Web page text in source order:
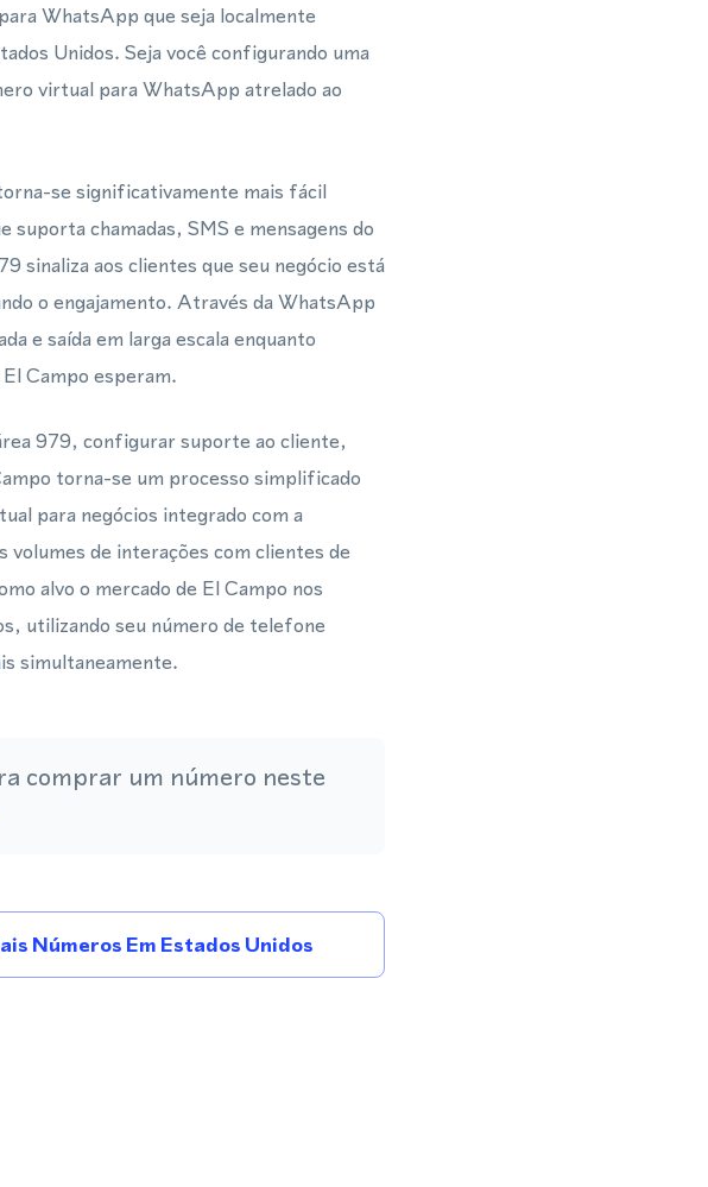
WhatsApp que seja localmente
Unidos. Seja você configurando uma
virtual para WhatsApp atrelado ao
se significativamente mais fácil
chamadas, SMS e mensagens do
sinaliza aos clientes que seu negócio está
o engajamento. Através da WhatsApp
e saída em larga escala enquanto
Campo esperam.
979, configurar suporte ao cliente,
torna-se um processo simplificado
para negócios integrado com a
de interações com clientes de
alvo o mercado de El Campo nos
utilizando seu número de telefone
simultaneamente.
comprar um número neste
Números Em Estados Unidos